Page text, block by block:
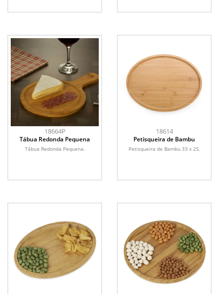
18664P
Tábua Redonda Pequena
Tábua Redonda Pequena.
18614
Petisqueira de Bambu
Petisqueira de Bambu 33 x 25.